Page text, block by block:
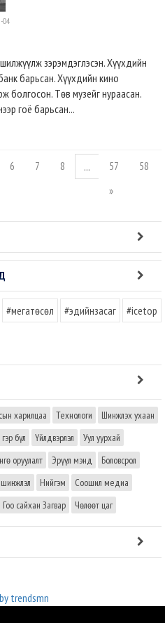
04
зэрэмдэглэсэн. Хүүхдийн
барьсан. Хүүхдийн кино
болгосон. Төв музейг нураасан.
гоё барьсан...
6 7 8 ... 57
58
»
#мегатөсөл #эдийнзасаг
#icetop
харилцаа Технологи
Шинжлэх ухаан
бүл Үйлдвэрлэл
Уул уурхай
оруулалт Эрүүл мэнд
Боловсрол
Нийгэм
Соошил медиа
Гоо сайхан Загвар Чөлөөт цаг
trendsmn